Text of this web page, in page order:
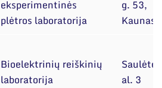
eksperimentinės
plėtros laboratorija
g. 53,
Kaunas
Bioelektrinių reiškinių
laboratorija
al. 3